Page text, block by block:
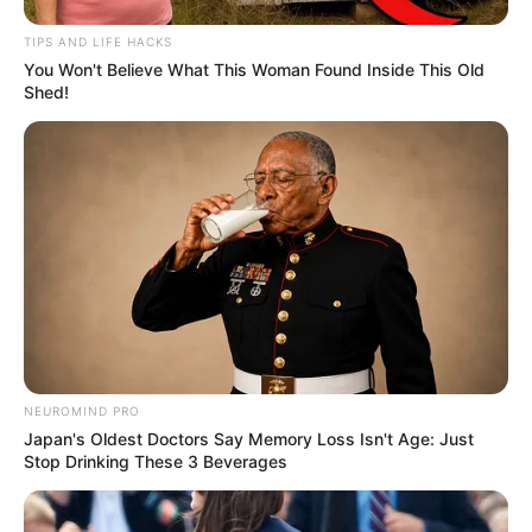
9. Malam Halloween
“Tidak ada yang begitu indah di dunia
Steve Almond.
Artinya bumi sangat indah ketika malam Halloween. Untuk
penyuka Halloween, suasana menegangkan, horror, menakutan
menjadikan semua itu indah.
TIPS AND LIFE HACKS
You Won't Believe What This Woman Found Inside This Old
Shed!
NEUROMIND PRO
Japan's Oldest Doctors Say Memory Loss Isn't Age: Just
Stop Drinking These 3 Beverages